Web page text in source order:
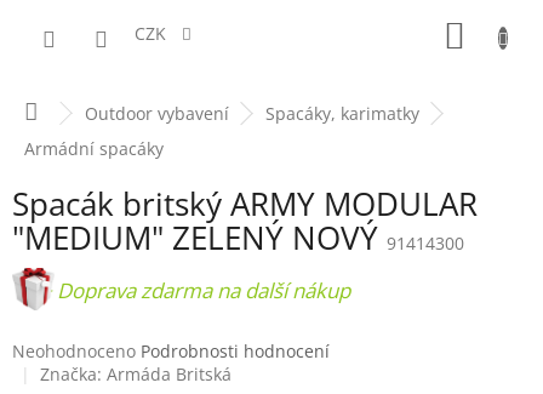
CZK
DomůOutdoor vybavení
Spacáky, karimatky
Armádní spacáky
Spacák britský ARMY MODULAR
"MEDIUM" ZELENÝ NOVÝ 91414300
+ Doprava zdarma na další nákup
Průměrné
hodnocení
Neohodnoceno Podrobnosti hodnocení
Značka: Armáda Britská